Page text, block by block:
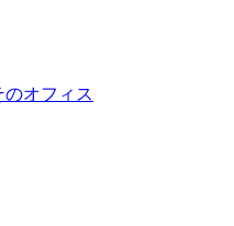
オフィス